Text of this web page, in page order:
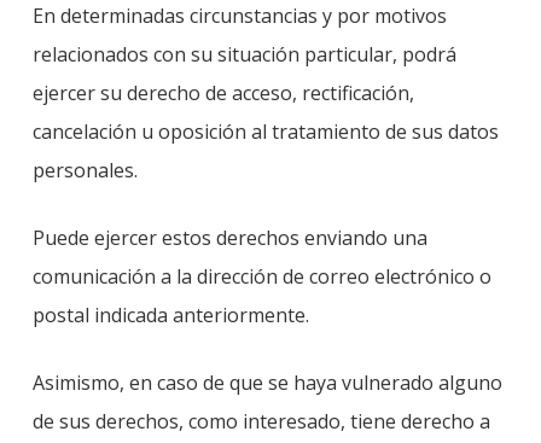
En determinadas circunstancias y por motivos
relacionados con su situación particular, podrá
ejercer su derecho de acceso, rectificación,
cancelación u oposición al tratamiento de sus datos
personales.
Puede ejercer estos derechos enviando una
comunicación a la dirección de correo electrónico o
postal indicada anteriormente.
Asimismo, en caso de que se haya vulnerado alguno
de sus derechos, como interesado, tiene derecho a